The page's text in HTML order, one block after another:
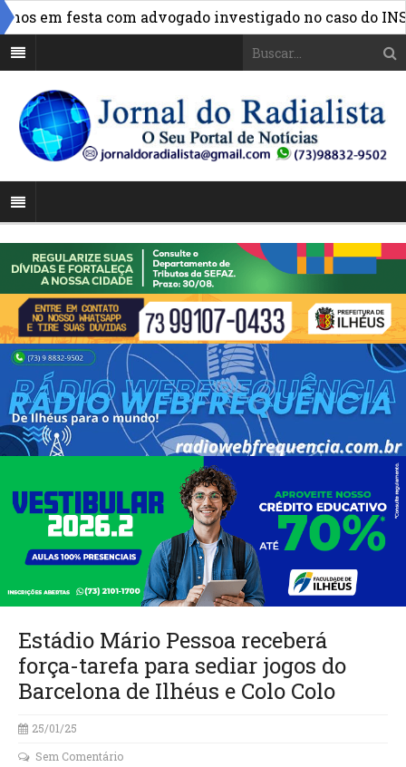
festa com advogado investigado no caso do INSS »
Estádio Mário Pessoa receberá
força-tarefa para sediar jogos do
Barcelona de Ilhéus e Colo Colo
25/01/25
Sem Comentário